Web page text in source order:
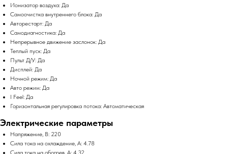
Ионизатор воздуха: Да
Самоочистка внутреннего блока: Да
Авторестарт: Да
Самодиагностика: Да
Непрерывное движение заслонок: Да
Теплый пуск: Да
Пульт Д/У: Да
Дисплей: Да
Ночной режим: Да
Авто режим: Да
I Feel: Да
Горизонтальная регулировка потока: Автоматическая
Электрические параметры
Напряжение, В: 220
Сила тока на охлаждение, А: 4.78
Сила тока на обогрев, А: 4.32